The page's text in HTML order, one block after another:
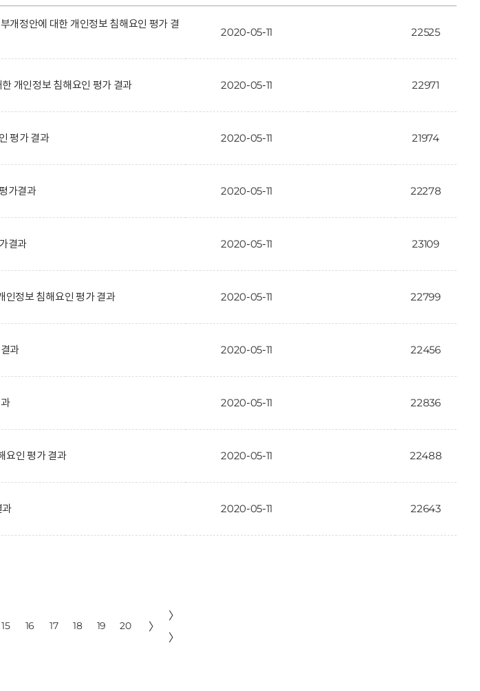
개정안에 대한 개인정보 침해요인 평가 결
2020-05-11 22525
개인정보 침해요인 평가 결과 2020-05-11 22971
평가 결과 2020-05-11 21974
가결과 2020-05-11 22278
결과 2020-05-11 23109
인정보 침해요인 평가 결과 2020-05-11 22799
과 2020-05-11 22456
2020-05-11 22836
요인 평가 결과 2020-05-11 22488
과 2020-05-11 22643
15 16 17 18 19 20 〉
〉
〉